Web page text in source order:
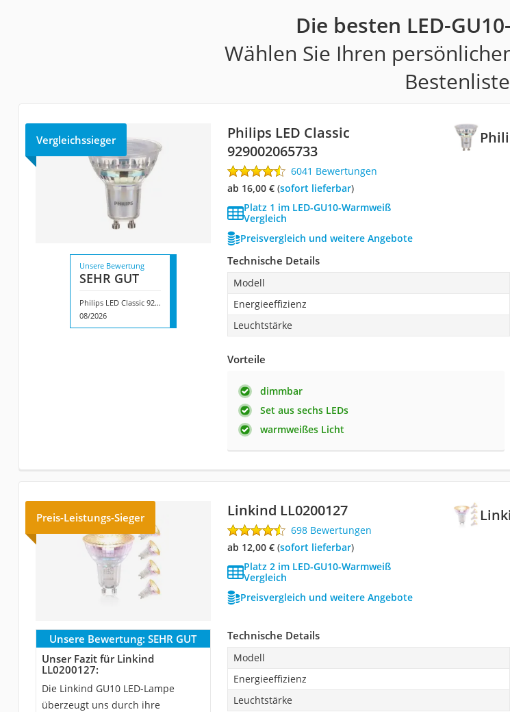
Die besten LED-
Wählen Sie Ihren
Vergleichssieger
Philips LED Classic
929002065733
6041 Bewertungen
ab 16,00 €( Sofort lieferbar)
Platz 1 im LED-GU10-Warmweiß
Vergleich
Preisvergleich und weitere Angebote
Unsere Bewertung
SEHR GUT
Philips LED Classic 929002065733
08/2026
Technische Details
Modell
Energieeffizienz
Leuchtstärke
Vorteile
dimmbar
Set aus sechs LEDs
warmweißes Licht
Preis-Leistungs-Sieger Linkind ‎LL0200127
698 Bewertungen
ab 12,00 €( Sofort lieferbar)
Platz 2 im LED-GU10-Warmweiß
Vergleich
Preisvergleich und weitere Angebote
Unsere Bewertung: SEHR GUT
Unser Fazit für Linkind
‎LL0200127:
Die Linkind GU10 LED-Lampe
überzeugt uns durch ihre
Technische Details
Modell
Energieeffizienz
Leuchtstärke